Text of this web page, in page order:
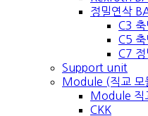
정밀연삭
C3 축
C5 축
C7 정
Support unit
Module (직교 모
Module 직
CKK